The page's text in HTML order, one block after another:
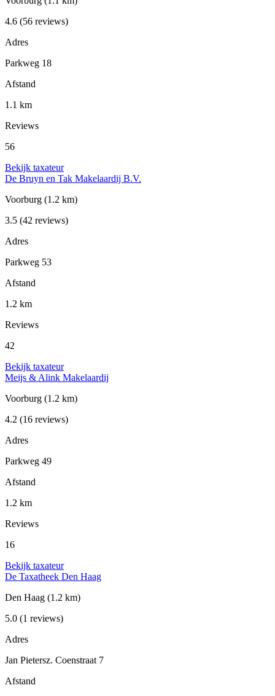
4.6 (56 reviews)
Adres
Parkweg 18
Afstand
1.1 km
Reviews
56
Bekijk taxateur
De Bruyn en Tak Makelaardij B.V.
Voorburg (1.2 km)
3.5 (42 reviews)
Adres
Parkweg 53
Afstand
1.2 km
Reviews
42
Bekijk taxateur
Meijs & Alink Makelaardij
Voorburg (1.2 km)
4.2 (16 reviews)
Adres
Parkweg 49
Afstand
1.2 km
Reviews
16
Bekijk taxateur
De Taxatheek Den Haag
Den Haag (1.2 km)
5.0 (1 reviews)
Adres
Jan Pietersz. Coenstraat 7
Afstand